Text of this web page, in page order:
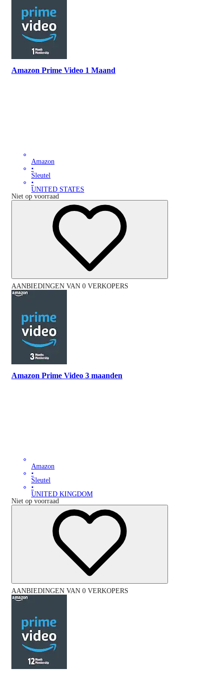
Amazon Prime Video 1 Maand
Amazon
•
Sleutel
•
UNITED STATES
Niet op voorraad
AANBIEDINGEN VAN 0 VERKOPERS
Amazon Prime Video 3 maanden
Amazon
•
Sleutel
•
UNITED KINGDOM
Niet op voorraad
AANBIEDINGEN VAN 0 VERKOPERS